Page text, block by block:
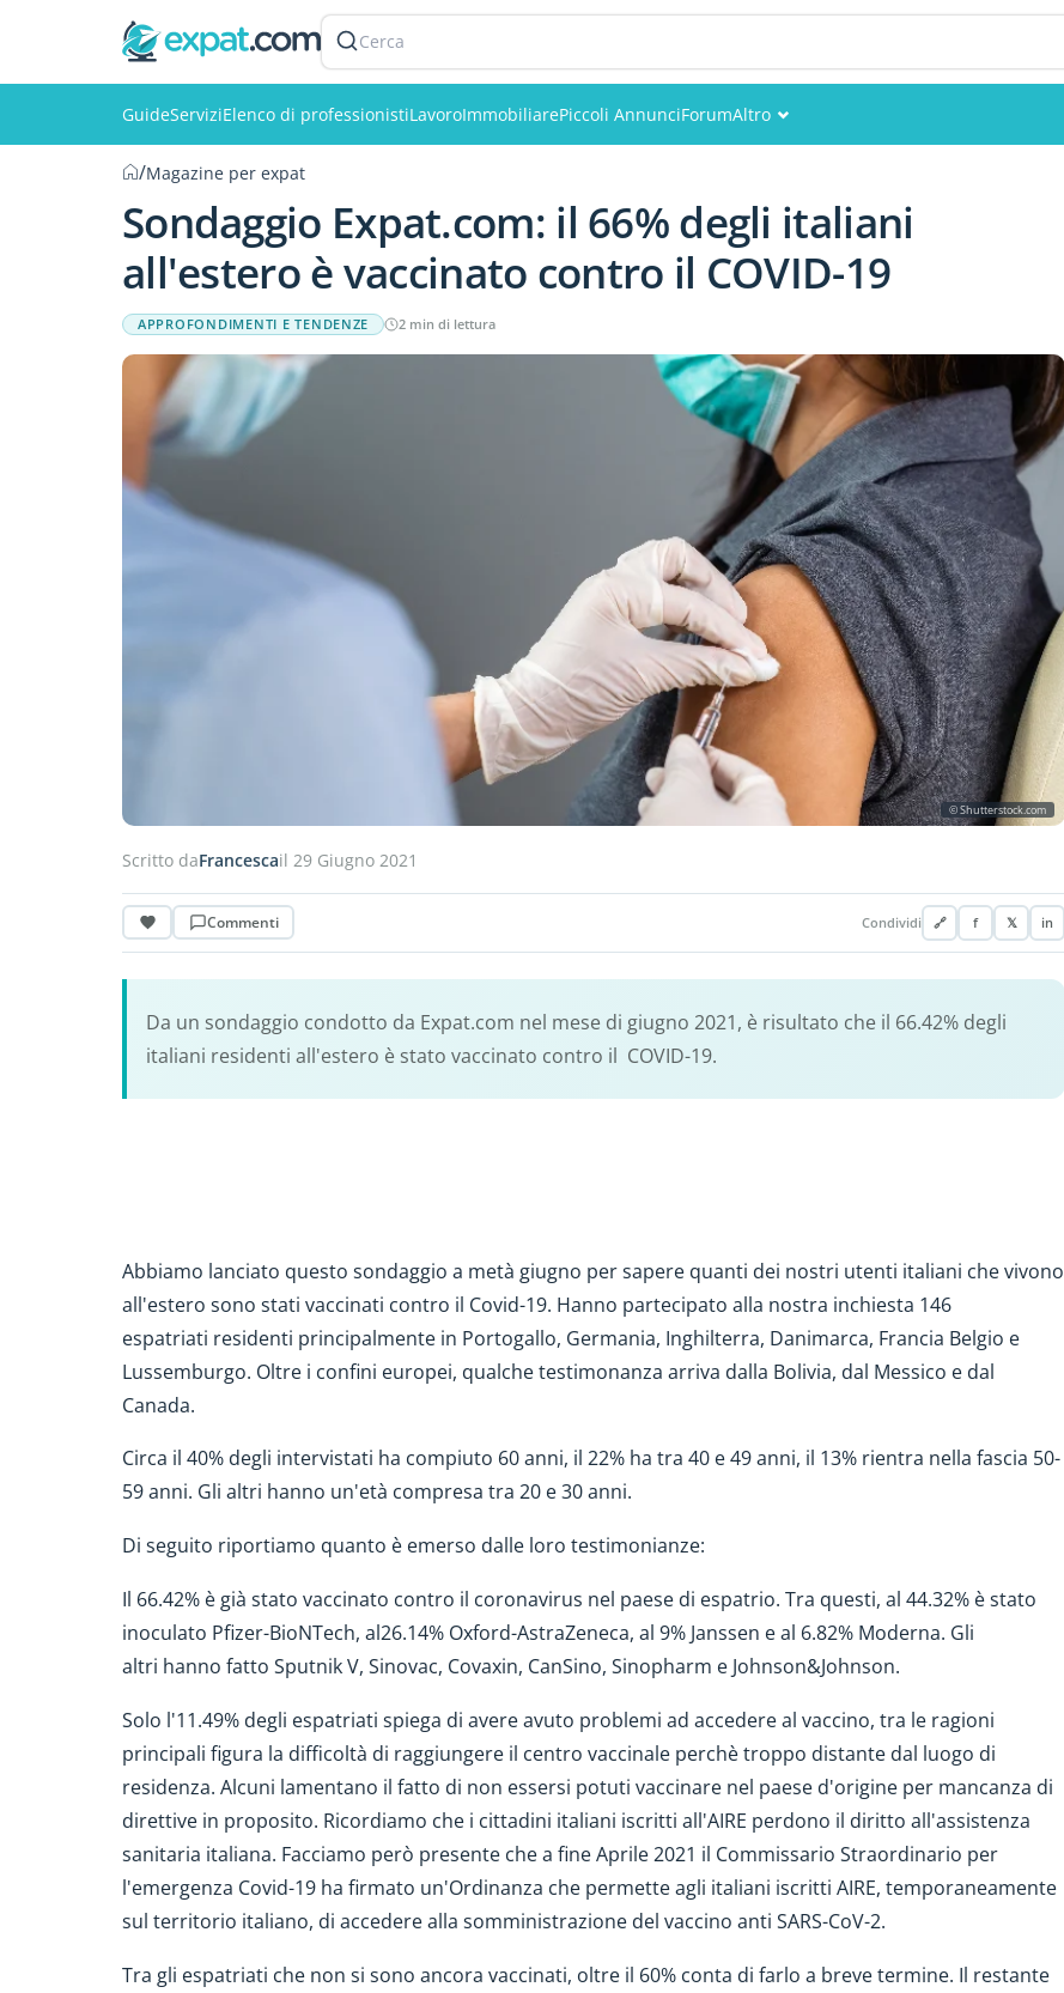
Cerca
GuideServiziElenco di professionistiLavoroImmobiliarePiccoli AnnunciForumAltro
Utenti
Foto
/Magazine per expat
Sondaggio Expat.com: il 66% degli italiani
all'estero è vaccinato contro il COVID-19
APPROFONDIMENTI E TENDENZE 2 min di lettura
© Shutterstock.com
Scritto daFrancescail 29 Giugno 2021
Commenti Condividi 🔗 f 𝕏 in
Da un sondaggio condotto da Expat.com nel mese di giugno 2021, è risultato che il 66.42% degli
italiani residenti all'estero è stato vaccinato contro il COVID-19.
Abbiamo lanciato questo sondaggio a metà giugno per sapere quanti dei nostri utenti italiani che vivono
all'estero sono stati vaccinati contro il Covid-19. Hanno partecipato alla nostra inchiesta 146
espatriati residenti principalmente in Portogallo, Germania, Inghilterra, Danimarca, Francia Belgio e
Lussemburgo. Oltre i confini europei, qualche testimonanza arriva dalla Bolivia, dal Messico e dal
Canada.
Circa il 40% degli intervistati ha compiuto 60 anni, il 22% ha tra 40 e 49 anni, il 13% rientra nella fascia 50-
59 anni. Gli altri hanno un'età compresa tra 20 e 30 anni.
Di seguito riportiamo quanto è emerso dalle loro testimonianze:
Il 66.42% è già stato vaccinato contro il coronavirus nel paese di espatrio. Tra questi, al 44.32% è stato
inoculato Pfizer-BioNTech, al26.14% Oxford-AstraZeneca, al 9% Janssen e al 6.82% Moderna. Gli
altri hanno fatto Sputnik V, Sinovac, Covaxin, CanSino, Sinopharm e Johnson&Johnson.
Solo l'11.49% degli espatriati spiega di avere avuto problemi ad accedere al vaccino, tra le ragioni
principali figura la difficoltà di raggiungere il centro vaccinale perchè troppo distante dal luogo di
residenza. Alcuni lamentano il fatto di non essersi potuti vaccinare nel paese d'origine per mancanza di
direttive in proposito. Ricordiamo che i cittadini italiani iscritti all'AIRE perdono il diritto all'assistenza
sanitaria italiana. Facciamo però presente che a fine Aprile 2021 il Commissario Straordinario per
l'emergenza Covid-19 ha firmato un'Ordinanza che permette agli italiani iscritti AIRE, temporaneamente
sul territorio italiano, di accedere alla somministrazione del vaccino anti SARS-CoV-2.
Tra gli espatriati che non si sono ancora vaccinati, oltre il 60% conta di farlo a breve termine. Il restante